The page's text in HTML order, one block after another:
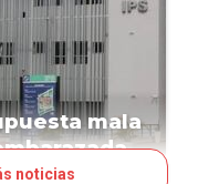
mala
noticias